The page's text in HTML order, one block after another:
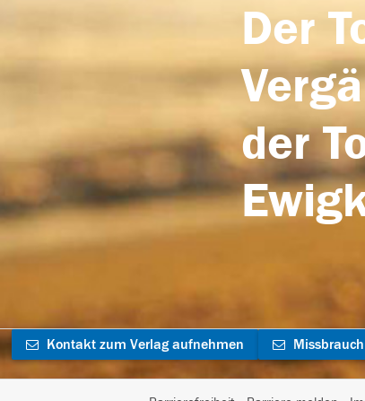
Der
der
Kontakt zum Verlag aufnehmen